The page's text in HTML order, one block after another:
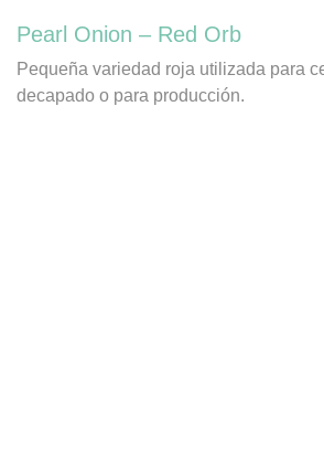
Pearl Onion – Red Orb
Pequeña variedad roja utilizada para
decapado o para producción.